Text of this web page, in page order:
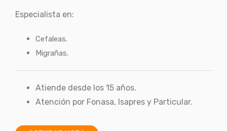
Especialista en:
Cefaleas.
Migrañas.
Atiende desde los 15 años.
Atención por Fonasa, Isapres y Particular.